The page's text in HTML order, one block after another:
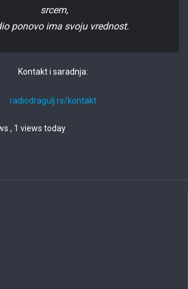
srcem,
ponovo ima svoju vrednost.
Kontakt i saradnja:
radiodragulj.rs/kontakt
, 1 views today